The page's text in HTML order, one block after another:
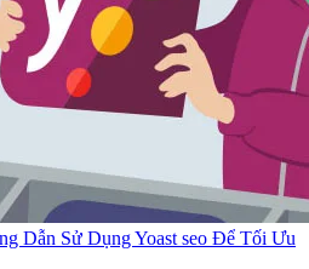
Dẫn Sử Dụng Yoast seo Để Tối Ưu